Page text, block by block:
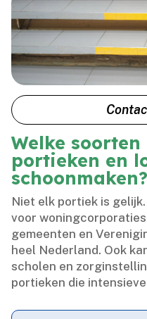
Welke
portieken en
schoonmaken?
Niet elk portiek is
voor
gemeenten en
heel Nederland.​ Ook
scholen en
portieken die